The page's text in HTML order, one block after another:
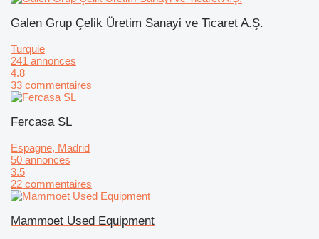
Galen Grup Çelik Üretim Sanayi ve Ticaret A.Ş.
Turquie
241 annonces
4.8
33 commentaires
Fercasa SL
Espagne, Madrid
50 annonces
3.5
22 commentaires
Mammoet Used Equipment